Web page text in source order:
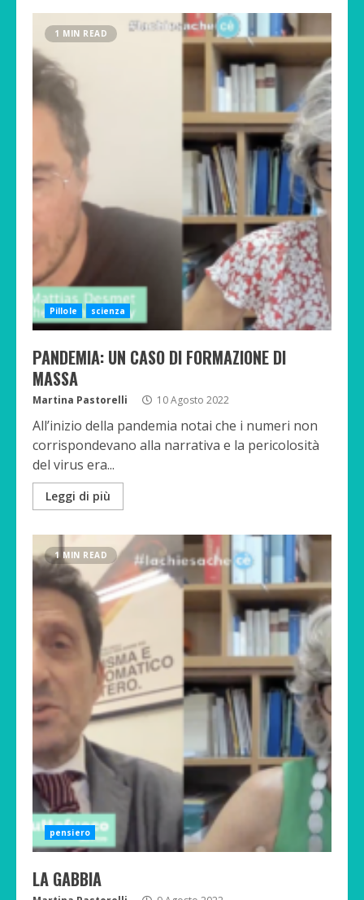
1 MIN READ
Pillole scienza
PANDEMIA: UN CASO DI FORMAZIONE DI
MASSA
Martina Pastorelli 10 Agosto 2022
All’inizio della pandemia notai che i numeri non
corrispondevano alla narrativa e la pericolosità
del virus era...
Leggi di più
1 MIN READ
pensiero
LA GABBIA